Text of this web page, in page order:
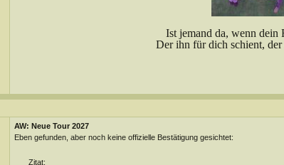
Ist jemand da, wenn dein
Der ihn für dich schient, der
AW: Neue Tour 2027
Eben gefunden, aber noch keine offizielle Bestätigung gesichtet:
Zitat: